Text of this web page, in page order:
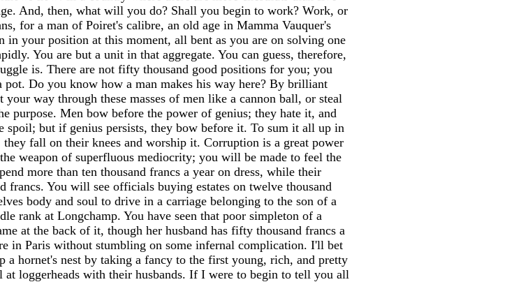
And, then, what will you do? Shall you begin to work? Work, or
for a man of Poiret's calibre, an old age in Mamma Vauquer's
in your position at this moment, all bent as you are on solving one
You are but a unit in that aggregate. You can guess, therefore,
is. There are not fifty thousand good positions for you; you
Do you know how a man makes his way here? By brilliant
way through these masses of men like a cannon ball, or steal
purpose. Men bow before the power of genius; they hate it, and
spoil; but if genius persists, they bow before it. To sum it all up in
fall on their knees and worship it. Corruption is a great power
weapon of superfluous mediocrity; you will be made to feel the
more than ten thousand francs a year on dress, while their
francs. You will see officials buying estates on twelve thousand
body and soul to drive in a carriage belonging to the son of a
rank at Longchamp. You have seen that poor simpleton of a
at the back of it, though her husband has fifty thousand francs a
in Paris without stumbling on some infernal complication. I'll bet
hornet's nest by taking a fancy to the first young, rich, and pretty
loggerheads with their husbands. If I were to begin to tell you all